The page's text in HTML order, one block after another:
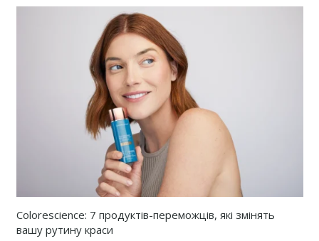
Colorescience: 7 продуктів-переможців, які змінять
вашу рутину краси